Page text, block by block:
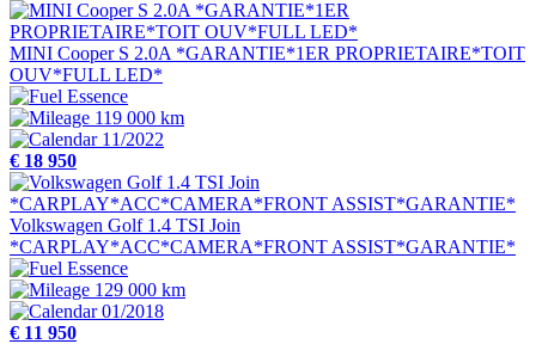
MINI Cooper S 2.0A *GARANTIE*1ER PROPRIETAIRE*TOIT
OUV*FULL LED*
Essence
119 000 km
11/2022
€ 18 950
Volkswagen Golf 1.4 TSI Join
*CARPLAY*ACC*CAMERA*FRONT ASSIST*GARANTIE*
Essence
129 000 km
01/2018
€ 11 950